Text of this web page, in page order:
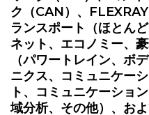
ク（CAN）、
ランスポート（ほとん
ネット、エコノミー、
（パワートレイン、ボ
ニクス、コミュニケー
ト、コミュニケーショ
域分析、その他）、お